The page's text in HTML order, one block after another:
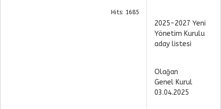
Hits: 1685
2025-2027 Yeni
Yönetim Kurulu
aday listesi
Olağan
Genel Kurul
03.04.2025